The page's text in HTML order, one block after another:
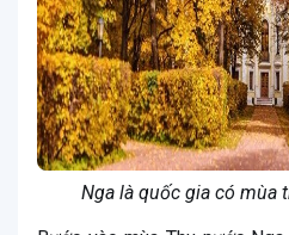
Nga là quốc gia có mùa